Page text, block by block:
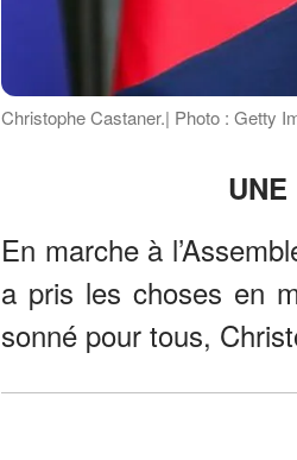
Christophe Castaner.| Photo : Getty
En marche à
a pris les choses en
sonné pour tous,